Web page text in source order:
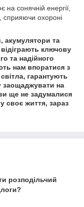
сонячній енергії,
сприяючи охороні
акумулятори та
ключову
та надійного
нам впоратися з
гарантують
заощаджувати на
ще не задумалися
своє життя, зараз
розподільчий